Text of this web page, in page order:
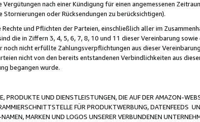
nach einer Kündigung für einen angemessenen
oder Rücksendungen zu berücksichtigen).
und Pflichten der Parteien, einschließlich aller im
die in Ziffern 3, 4, 5, 6, 7, 8, 10 und 11 dieser Vereinbarung
nicht erfüllte Zahlungsverpflichtungen aus dieser
nicht von den bereits entstandenen Verbindlichkeiten aus
begangen wurde.
PRODUKTE UND DIENSTLEISTUNGEN, DIE AUF DER AMAZON-
FÜR PRODUKTWERBUNG, DATENFEEDS
MARKEN UND LOGOS UNSERER VERBUNDENEN